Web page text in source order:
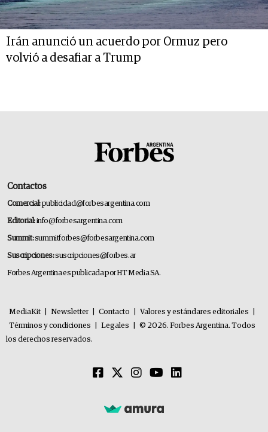
Irán anunció un acuerdo por Ormuz pero
volvió a desafiar a Trump
Contactos
Comercial:publicidad@forbesargentina.com
Editorial:info@forbesargentina.com
Summit:summitforbes@forbesargentina.com
Suscripciones:suscripciones@forbes.ar
Forbes Argentina es publicada por HT Media SA.
MediaKit Newsletter Contacto Valores y estándares editoriales
Términos y condiciones
Legales
© 2026. Forbes Argentina. Todos
los derechos reservados.